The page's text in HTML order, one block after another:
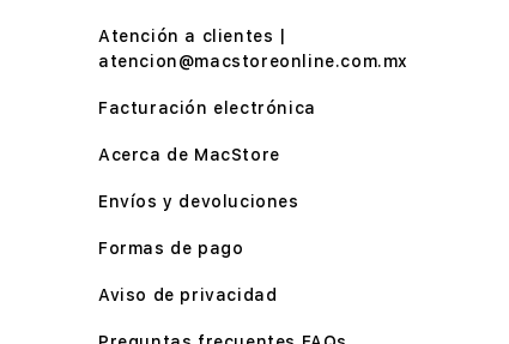
Atención a clientes |
atencion@macstoreonline.com.mx
Facturación electrónica
Acerca de MacStore
Envíos y devoluciones
Formas de pago
Aviso de privacidad